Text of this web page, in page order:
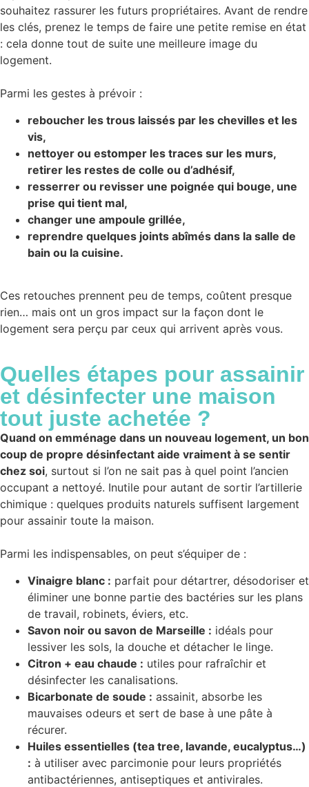
souhaitez rassurer les futurs propriétaires. Avant de rendre
les clés, prenez le temps de faire une petite remise en état
: cela donne tout de suite une meilleure image du
logement.
Parmi les gestes à prévoir :
reboucher les trous laissés par les chevilles et les
vis,
nettoyer ou estomper les traces sur les murs,
retirer les restes de colle ou d’adhésif,
resserrer ou revisser une poignée qui bouge, une
prise qui tient mal,
changer une ampoule grillée,
reprendre quelques joints abîmés dans la salle de
bain ou la cuisine.
Ces retouches prennent peu de temps, coûtent presque
rien… mais ont un gros impact sur la façon dont le
logement sera perçu par ceux qui arrivent après vous.
Quelles étapes pour assainir
et désinfecter une maison
tout juste achetée ?
Quand on emménage dans un nouveau logement, un bon
coup de propre désinfectant aide vraiment à se sentir
chez soi, surtout si l’on ne sait pas à quel point l’ancien
occupant a nettoyé. Inutile pour autant de sortir l’artillerie
chimique : quelques produits naturels suffisent largement
pour assainir toute la maison.
Parmi les indispensables, on peut s’équiper de :
Vinaigre blanc : parfait pour détartrer, désodoriser et
éliminer une bonne partie des bactéries sur les plans
de travail, robinets, éviers, etc.
Savon noir ou savon de Marseille : idéals pour
lessiver les sols, la douche et détacher le linge.
Citron + eau chaude : utiles pour rafraîchir et
désinfecter les canalisations.
Bicarbonate de soude : assainit, absorbe les
mauvaises odeurs et sert de base à une pâte à
récurer.
Huiles essentielles (tea tree, lavande, eucalyptus…)
: à utiliser avec parcimonie pour leurs propriétés
antibactériennes, antiseptiques et antivirales.